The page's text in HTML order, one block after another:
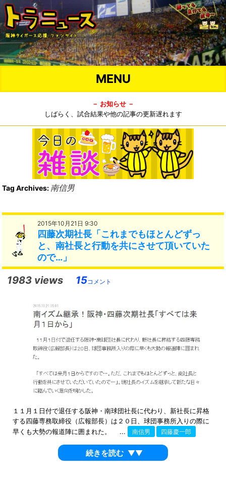
MENU
－ お知らせ －
しばらく、試合結果や他の記事の更新遅れます
Tag Archives: 南信男
2015年10月21日 9:30
四藤次期社長「これまでもほとんどずっ
と、南社長と行動を共にさせて頂いていた
ので…」
1983 views 15コメント
１１月１日付で退任する阪神・南球団社長に代わり、新社長に昇格
する四藤専務取締役（広報部長）は２０日、球団事務所入りの際に
早くも大勢の報道陣に囲まれた。 ...
南信男 四藤慶一郎
続きを読む ▼▼